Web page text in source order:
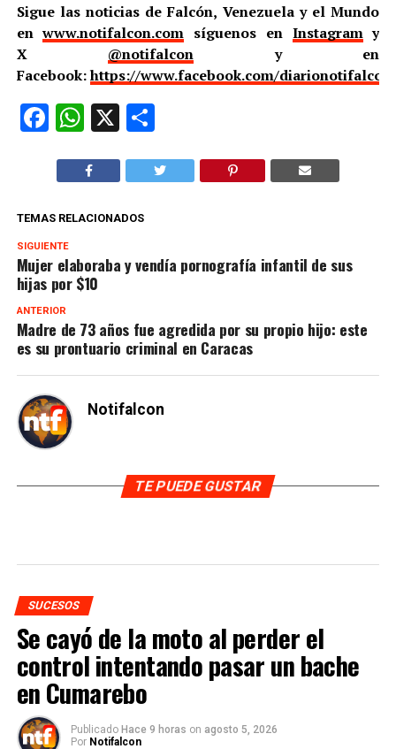
Sigue las noticias de Falcón, Venezuela y el Mundo
enwww.notifalcon.com síguenos en Instagramy
X @notifalcon y en
Facebook:https://www.facebook.com/
Facebook
WhatsApp
X Compartir
TEMAS RELACIONADOS
SIGUIENTE
Mujer elaboraba y vendía pornografía infantil de sus
hijas por $10
ANTERIOR
Madre de 73 años fue agredida por su propio hijo: este
es su prontuario criminal en Caracas
Notifalcon
TE PUEDE GUSTAR
SUCESOS
Se cayó de la moto al perder el
control intentando pasar un bache
en Cumarebo
Publicado Hace 9 horas on agosto 5, 2026
Por Notifalcon